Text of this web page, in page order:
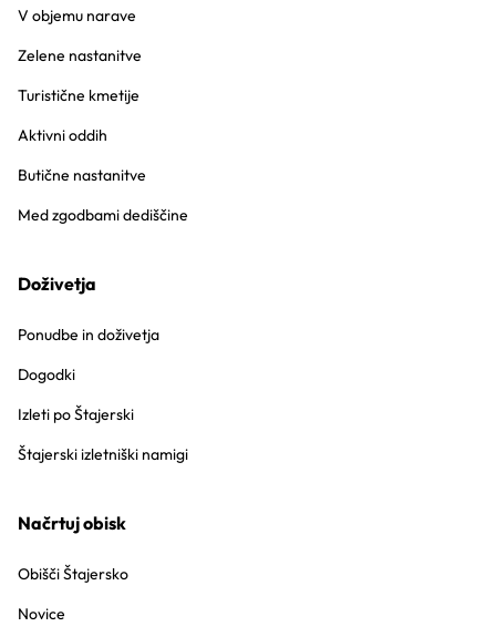
V objemu narave
Zelene nastanitve
Turistične kmetije
Aktivni oddih
Butične nastanitve
Med zgodbami dediščine
Doživetja
Ponudbe in doživetja
Dogodki
Izleti po Štajerski
Štajerski izletniški namigi
Načrtuj obisk
Obišči Štajersko
Novice